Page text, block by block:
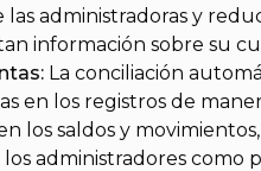
administradoras y
información sobre su
La conciliación
en los registros de
los saldos y
administradores como